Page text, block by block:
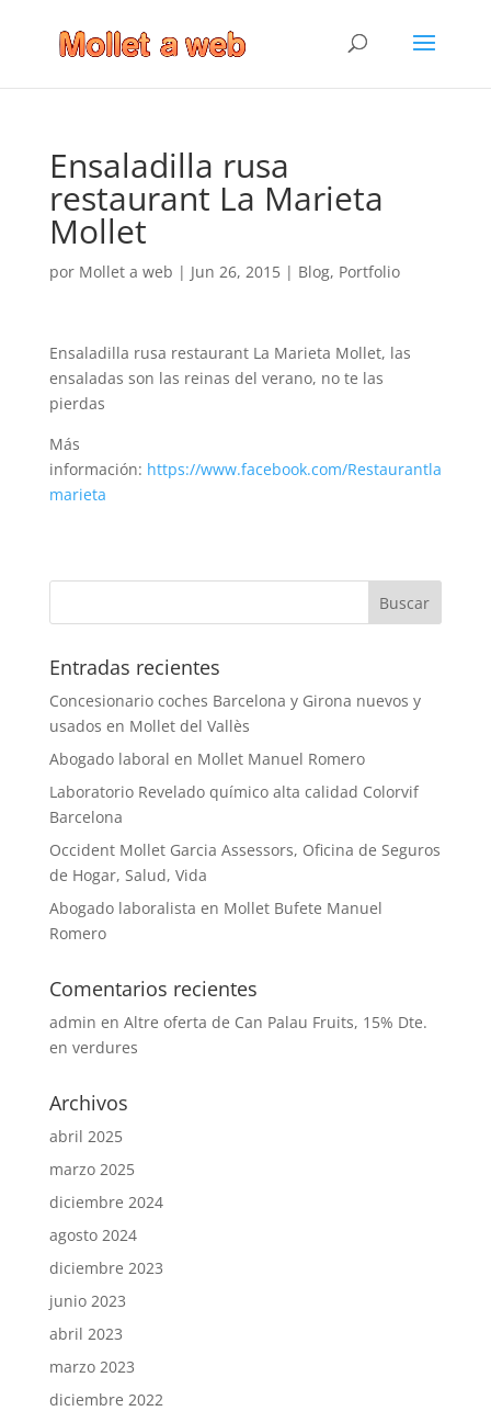
Ensaladilla rusa
restaurant La Marieta
Mollet
por Mollet a web | Jun 26, 2015| Blog, Portfolio
Ensaladilla rusa restaurant La Marieta Mollet, las
ensaladas son las reinas del verano, no te las
pierdas
Más
información: https://www.facebook.com/Restaurantla
marieta
Entradas recientes
Concesionario coches Barcelona y Girona nuevos y
usados en Mollet del Vallès
Abogado laboral en Mollet Manuel Romero
Laboratorio Revelado químico alta calidad Colorvif
Barcelona
Occident Mollet Garcia Assessors, Oficina de Seguros
de Hogar, Salud, Vida
Abogado laboralista en Mollet Bufete Manuel
Romero
Comentarios recientes
admin en Altre oferta de Can Palau Fruits, 15% Dte.
en verdures
Archivos
abril 2025
marzo 2025
diciembre 2024
agosto 2024
diciembre 2023
junio 2023
abril 2023
marzo 2023
diciembre 2022